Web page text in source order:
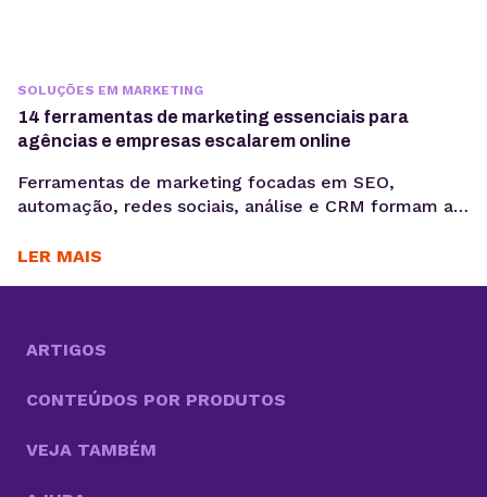
SOLUÇÕES EM MARKETING
14 ferramentas de marketing essenciais para
agências e empresas escalarem online
Ferramentas de marketing focadas em SEO,
automação, redes sociais, análise e CRM formam a
bem combinadas, permitem escalar aquisição,
quais ferramentas de marketing realmente fazem
LER MAIS
ARTIGOS
CONTEÚDOS POR PRODUTOS
VEJA TAMBÉM